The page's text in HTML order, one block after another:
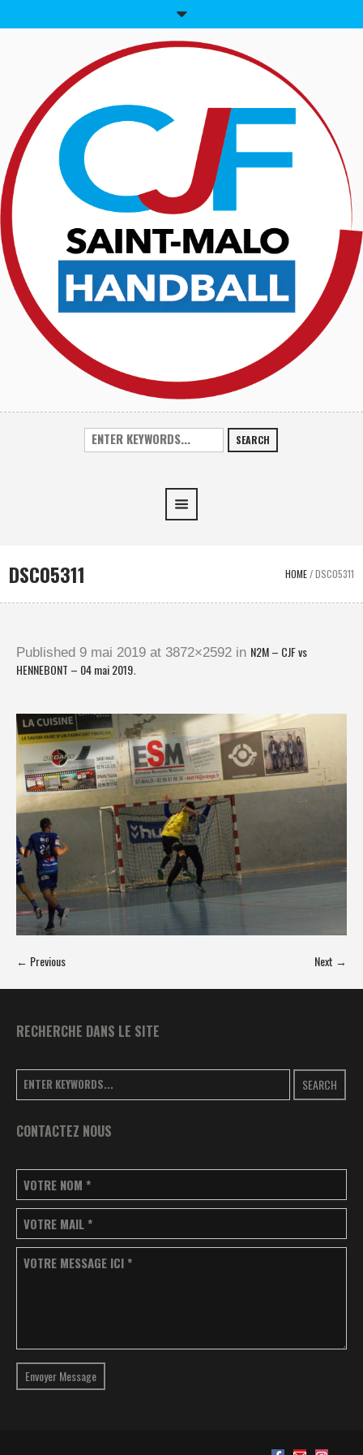
SEARCH
DSC05311 HOME/DSC05311
Published 9 mai 2019 at 3872×2592 in N2M – CJF vs
HENNEBONT – 04 mai 2019.
← Previous Next →
RECHERCHE DANS LE SITE
SEARCH
CONTACTEZ NOUS
VOTRE NOM *
VOTRE MAIL *
VOTRE MESSAGE ICI *
Envoyer Message